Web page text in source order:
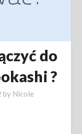
do
?
by Nicole